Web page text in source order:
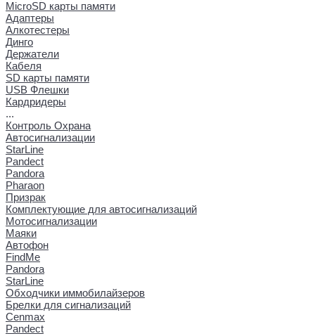
MicroSD карты памяти
Адаптеры
Алкотестеры
Динго
Держатели
Кабеля
SD карты памяти
USB Флешки
Кардридеры
...
Контроль Охрана
Автосигнализации
StarLine
Pandect
Pandora
Pharaon
Призрак
Комплектующие для автосигнализаций
Мотосигнализации
Маяки
Автофон
FindMe
Pandora
StarLine
Обходчики иммобилайзеров
Брелки для сигнализаций
Cenmax
Pandect